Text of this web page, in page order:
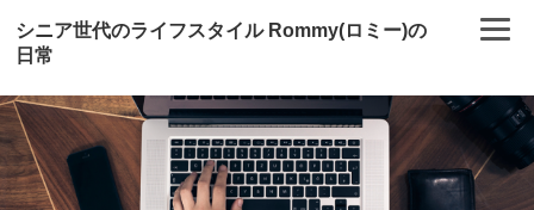
シニア世代のライフスタイル Rommy(ロミー)の
日常